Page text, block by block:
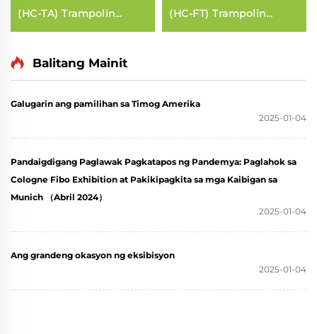
(HC-TA) Trampolin
(karaniwang estilo)
(HC-FT) Trampolin
(estilo fibreglass)
Balitang Mainit
Galugarin ang pamilihan sa Timog Amerika
2025-01-04
Pandaigdigang Paglawak Pagkatapos ng Pandemya: Paglahok sa
Cologne Fibo Exhibition at Pakikipagkita sa mga Kaibigan sa
Munich （Abril 2024）
2025-01-04
Ang grandeng okasyon ng eksibisyon
2025-01-04